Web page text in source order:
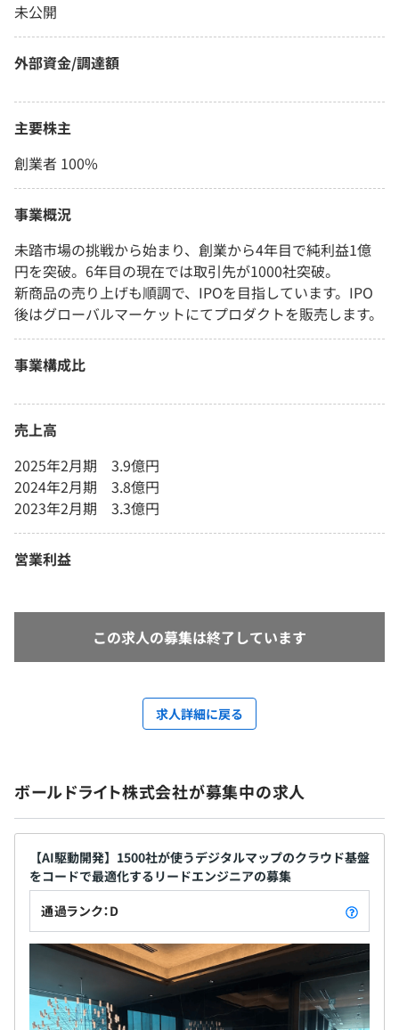
未公開
外部資金/調達額
主要株主
創業者 100%
事業概況
未踏市場の挑戦から始まり、創業から4年目で純利益1億
円を突破。6年目の現在では取引先が1000社突破。
新商品の売り上げも順調で、IPOを目指しています。IPO
後はグローバルマーケットにてプロダクトを販売します。
事業構成比
売上高
2025年2月期 3.9億円
2024年2月期 3.8億円
2023年2月期 3.3億円
営業利益
この求人の募集は終了しています
求人詳細に戻る
ボールドライト株式会社が募集中の求人
【AI駆動開発】1500社が使うデジタルマップのクラウド基盤
をコードで最適化するリードエンジニアの募集
通過ランク：D